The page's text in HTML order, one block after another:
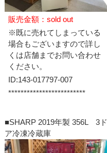
販売金額：sold out
※既に売れてしまっている
場合もございますので詳し
くは店舗までお問い合わせ
ください。
ID:143-017797-007
*************************
■SHARP 2019年製 356L 3ド
ア冷凍冷蔵庫